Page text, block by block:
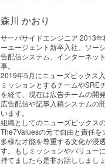
森川 かおり
サーバサイドエンジニア 2013年
ーエージェント新卒入社。ソー
告配信システム、インターネッ
事。
2019年5月にニューズピックス
ミッションとするチームやSRE
を経て、現在は広告チームの開
広告配信や記事入稿システムの
います。
組織としてのニューズピックス
The7Valuesの元で自由と責任を
多様な才能を尊重する文化が浸
す。もしミッションやバリュー
持てましたら是非お話ししまし